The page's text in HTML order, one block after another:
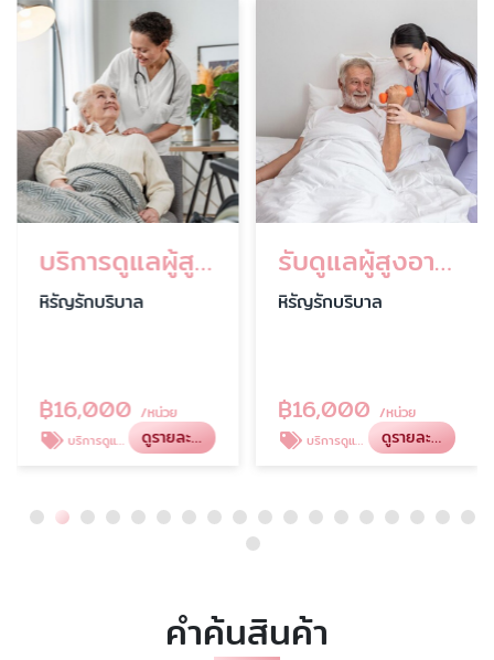
บริการดูแลผู้สูงอายุระยะยาว
หิรัญรักบริบาล
฿16,000 /หน่วย
บริการดูแลผู้สูงอายุ ดูรายละเอียด
รับดูแลผู้สูงอายุตามบ้าน
หิรัญรักบริบาล
฿16,000 /หน่วย
บริการดูแลผู้สูงอายุ ตามบ้าน ดูรายละเอียด
คำค้นสินค้า